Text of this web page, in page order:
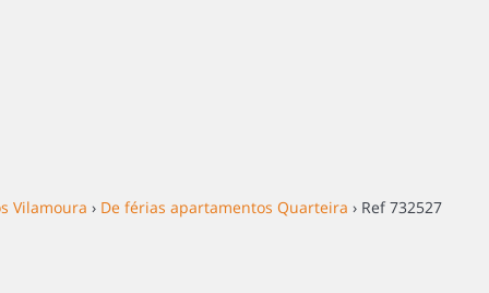
Vilamoura › De férias apartamentos Quarteira › Ref 732527